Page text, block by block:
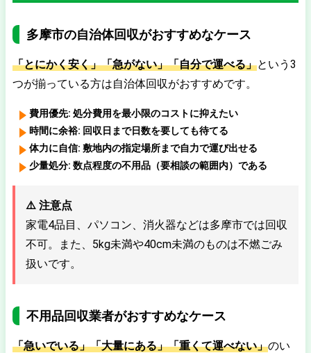
多摩市の自治体回収がおすすめなケース
「とにかく安く」「急がない」「自分で運べる」という3
つが揃っている方は自治体回収がおすすめです。
費用優先: 処分費用を最小限のコストに抑えたい
時間に余裕: 回収日まで日数を要しても待てる
体力に自信: 敷地内の指定場所まで自力で運び出せる
少量処分: 数点程度の不用品（要相談の範囲内）である
⚠️ 注意点
家電4品目、パソコン、消火器などは多摩市では回収
不可。また、5kg未満や40cm未満のものは不燃ごみ
扱いです。
不用品回収業者がおすすめなケース
「急いでいる」「大量にある」「重くて運べない」のい